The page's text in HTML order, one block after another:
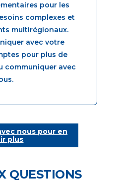
pour les
complexes et
multirégionaux.
avec votre
pour plus de
communiquer avec
nous pour en
plus
QUESTIONS